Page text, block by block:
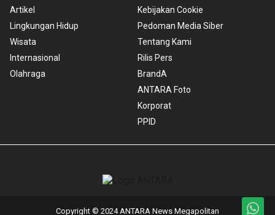
Artikel
Lingkungan Hidup
Wisata
Internasional
Olahraga
Kebijakan Cookie
Pedoman Media Siber
Tentang Kami
Rilis Pers
BrandA
ANTARA Foto
Korporat
PPID
Copyright © 2024 ANTARA News Megapolitan